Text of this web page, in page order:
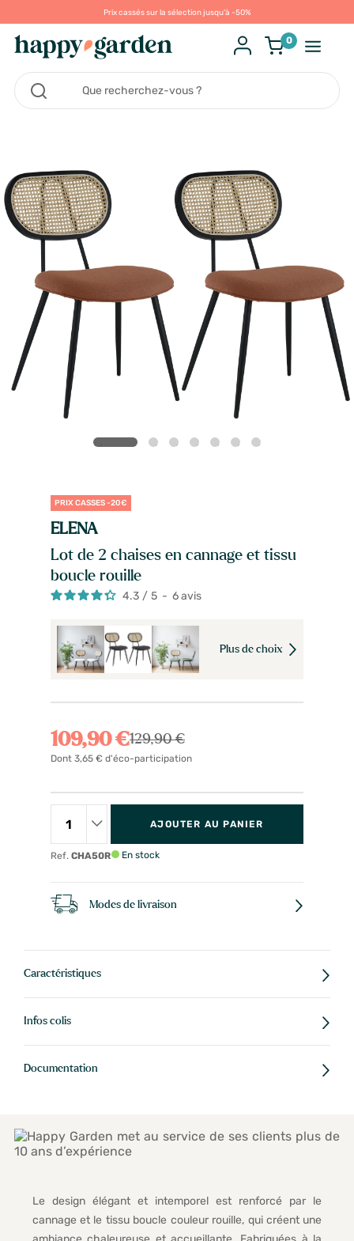
Prix cassés sur la sélection jusqu'à -50%
0
PRIX CASSES -20€
ELENA
Lot de 2 chaises en cannage et tissu
boucle rouille
4.3 / 5 - 6avis
Plus de choix
109,90 €129,90 €
Dont 3,65 € d'éco-participation
Ref. CHA50R
AJOUTER AU PANIER
En stock
Modes de livraison
Caractéristiques
Infos colis
Documentation
Le design élégant et intemporel est renforcé par le
cannage et le tissu boucle couleur rouille, qui créent une